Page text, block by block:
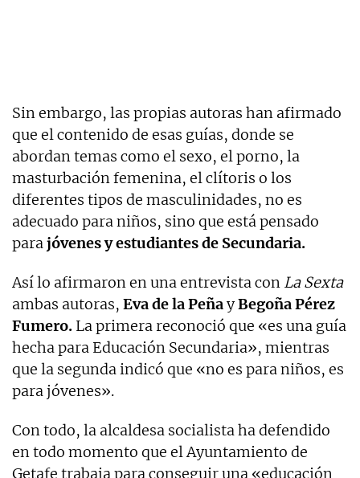
Sin embargo, las propias autoras han afirmado
que el contenido de esas guías, donde se
abordan temas como el sexo, el porno, la
masturbación femenina, el clítoris o los
diferentes tipos de masculinidades, no es
adecuado para niños, sino que está pensado
parajóvenes y estudiantes de Secundaria.
Así lo afirmaron en una entrevista con La Sexta
ambas autoras, Eva de la PeñayBegoña Pérez
Fumero. La primera reconoció que «es una guía
hecha para Educación Secundaria», mientras
que la segunda indicó que «no es para niños, es
para jóvenes».
Con todo, la alcaldesa socialista ha defendido
en todo momento que el Ayuntamiento de
Getafe trabaja para conseguir una «educación